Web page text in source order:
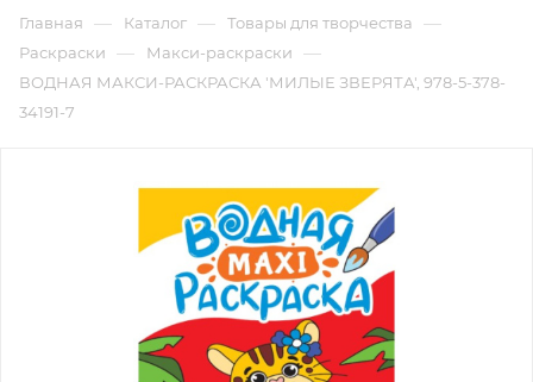
Главная — Каталог — Товары для творчества —
Раскраски — Макси-раскраски —
ВОДНАЯ МАКСИ-РАСКРАСКА 'МИЛЫЕ ЗВЕРЯТА', 978-5-378-
34191-7